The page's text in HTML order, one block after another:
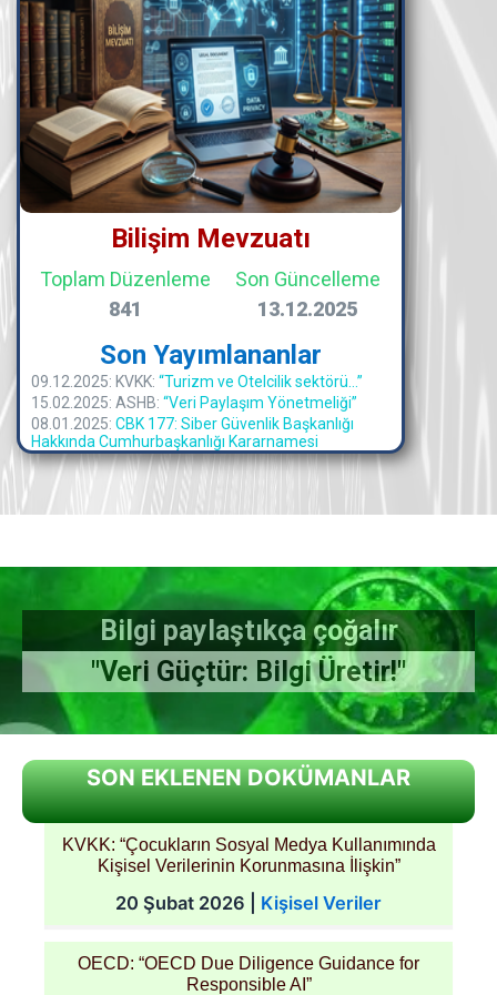
Bilişim Mevzuatı
Toplam Düzenleme
841
Son Güncelleme
13.12.2025
Son Yayımlananlar
09.12.2025: KVKK: “Turizm ve Otelcilik sektörü...”
15.02.2025: ASHB: “Veri Paylaşım Yönetmeliği”
08.01.2025: CBK 177: Siber Güvenlik Başkanlığı
Hakkında Cumhurbaşkanlığı Kararnamesi
Bilgi paylaştıkça çoğalır
"Veri Güçtür: Bilgi Üretir!"
SON EKLENEN DOKÜMANLAR
KVKK: “Çocukların Sosyal Medya Kullanımında
Kişisel Verilerinin Korunmasına İlişkin”
20 Şubat 2026 Kişisel Veriler
OECD: “OECD Due Diligence Guidance for
Responsible AI”